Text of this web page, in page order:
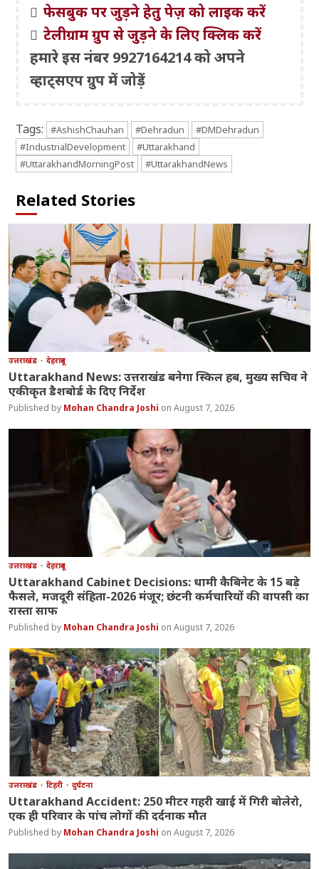
फेसबुक पर जुड़ने हेतु पेज़ को लाइक करें
टेलीग्राम ग्रुप से जुड़ने के लिए क्लिक करें
हमारे इस नंबर 9927164214 को अपने
व्हाट्सएप ग्रुप में जोड़ें
Tags: #AshishChauhan #Dehradun
#DMDehradun
#IndustrialDevelopment
#Uttarakhand
#UttarakhandMorningPost
#UttarakhandNews
Related Stories
उत्तराखंड देहरादून
Uttarakhand News: उत्तराखंड बनेगा स्किल हब, मुख्य सचिव ने
एकीकृत डैशबोर्ड के दिए निर्देश
Mohan Chandra Joshi August 7, 2026
उत्तराखंड देहरादून
Uttarakhand Cabinet Decisions: धामी कैबिनेट के 15 बड़े
फैसले, मजदूरी संहिता-2026 मंजूर; छंटनी कर्मचारियों की वापसी का
रास्ता साफ
Mohan Chandra Joshi August 7, 2026
उत्तराखंड टिहरी दुर्घटना
Uttarakhand Accident: 250 मीटर गहरी खाई में गिरी बोलेरो,
एक ही परिवार के पांच लोगों की दर्दनाक मौत
Mohan Chandra Joshi August 7, 2026